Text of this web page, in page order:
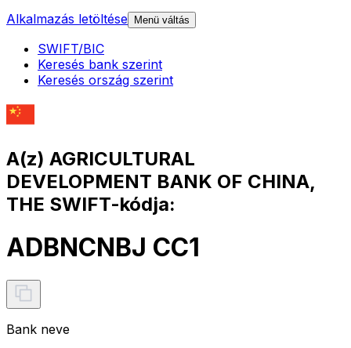
Alkalmazás letöltése
Menü váltás
SWIFT/BIC
Keresés bank szerint
Keresés ország szerint
A(z) AGRICULTURAL
DEVELOPMENT BANK OF CHINA,
THE SWIFT-kódja:
ADBNCNBJ CC1
Bank neve